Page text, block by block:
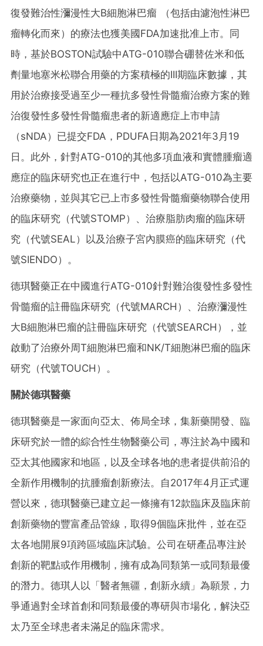
復發難治性瀰漫性大B細胞淋巴瘤 （包括由濾泡性淋巴
瘤轉化而來）的療法也獲美國FDA加速批准上市。同
時，基於BOSTON試驗中ATG-010聯合硼替佐米和低
劑量地塞米松聯合用藥的方案積極的III期臨床數據，其
用於治療接受過至少一種抗多發性骨髓瘤治療方案的難
治復發性多發性骨髓瘤患者的新適應症上市申請
（sNDA）已提交FDA，PDUFA日期為2021年3月19
日。此外，針對ATG-010的其他多項血液和實體腫瘤適
應症的臨床研究也正在進行中，包括以ATG-010為主要
治療藥物，並與其它已上市多發性骨髓瘤藥物聯合使用
的臨床研究（代號STOMP）、治療脂肪肉瘤的臨床研
究（代號SEAL）以及治療子宮內膜癌的臨床研究（代
號SIENDO）。
德琪醫藥正在中國進行ATG-010針對難治復發性多發性
骨髓瘤的註冊臨床研究（代號MARCH）、治療瀰漫性
大B細胞淋巴瘤的註冊臨床研究（代號SEARCH），並
啟動了治療外周T細胞淋巴瘤和NK/T細胞淋巴瘤的臨床
研究（代號TOUCH）。
關於德琪醫藥
德琪醫藥是一家面向亞太、佈局全球，集新藥開發、臨
床研究於一體的綜合性生物醫藥公司，專注於為中國和
亞太其他國家和地區，以及全球各地的患者提供前沿的
全新作用機制的抗腫瘤創新療法。自2017年4月正式運
營以來，德琪醫藥已建立起一條擁有12款臨床及臨床前
創新藥物的豐富產品管線，取得9個臨床批件，並在亞
太各地開展9項跨區域臨床試驗。公司在研產品專注於
創新的靶點或作用機制，擁有成為同類第一或同類最優
的潛力。德琪人以「醫者無疆，創新永續」為願景，力
爭通過對全球首創和同類最優的專研與市場化，解決亞
太乃至全球患者未滿足的臨床需求。